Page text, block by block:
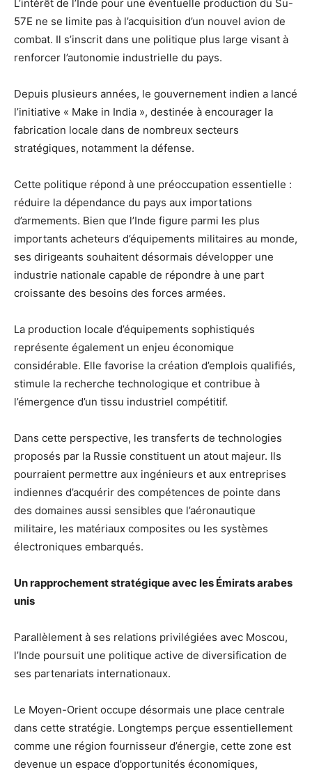
L’intérêt de l’Inde pour une éventuelle production du Su-
57E ne se limite pas à l’acquisition d’un nouvel avion de
combat. Il s’inscrit dans une politique plus large visant à
renforcer l’autonomie industrielle du pays.
Depuis plusieurs années, le gouvernement indien a lancé
l’initiative « Make in India », destinée à encourager la
fabrication locale dans de nombreux secteurs
stratégiques, notamment la défense.
Cette politique répond à une préoccupation essentielle :
réduire la dépendance du pays aux importations
d’armements. Bien que l’Inde figure parmi les plus
importants acheteurs d’équipements militaires au monde,
ses dirigeants souhaitent désormais développer une
industrie nationale capable de répondre à une part
croissante des besoins des forces armées.
La production locale d’équipements sophistiqués
représente également un enjeu économique
considérable. Elle favorise la création d’emplois qualifiés,
stimule la recherche technologique et contribue à
l’émergence d’un tissu industriel compétitif.
Dans cette perspective, les transferts de technologies
proposés par la Russie constituent un atout majeur. Ils
pourraient permettre aux ingénieurs et aux entreprises
indiennes d’acquérir des compétences de pointe dans
des domaines aussi sensibles que l’aéronautique
militaire, les matériaux composites ou les systèmes
électroniques embarqués.
Un rapprochement stratégique avec les Émirats arabes
unis
Parallèlement à ses relations privilégiées avec Moscou,
l’Inde poursuit une politique active de diversification de
ses partenariats internationaux.
Le Moyen-Orient occupe désormais une place centrale
dans cette stratégie. Longtemps perçue essentiellement
comme une région fournisseur d’énergie, cette zone est
devenue un espace d’opportunités économiques,